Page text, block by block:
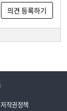
저작권정책